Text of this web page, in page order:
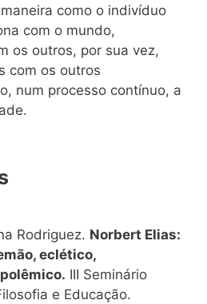
como o indivíduo
com o mundo,
os outros, por sua vez,
com os outros
num processo contínuo, a
Rodriguez. Norbert Elias:
eclético,
III Seminário
e Educação.